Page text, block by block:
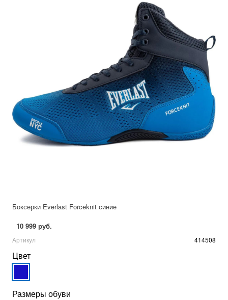
Боксерки Everlast Forceknit синие
10 999 руб.
Артикул 414508
Цвет
Размеры обуви